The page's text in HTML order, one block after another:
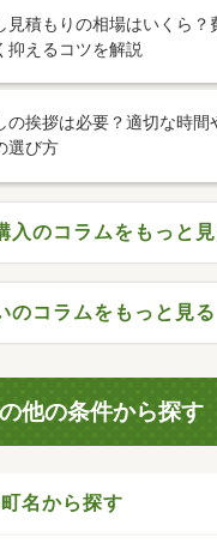
見積もりの相場はいくら？
抑えるコツを解説
の挨拶は必要？適切な時間
選び方
入のコラムをもっと
のコラムをもっと見る
他の条件から探す
名から探す